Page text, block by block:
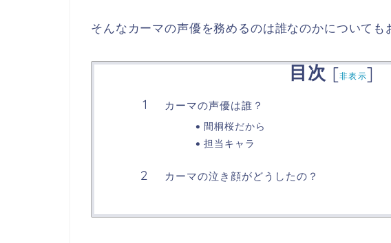
そんなカーマの声優を務めるのは誰なのかについても
目次 [非表示]
カーマの声優は誰？
間桐桜だから
担当キャラ
カーマの泣き顔がどうしたの？